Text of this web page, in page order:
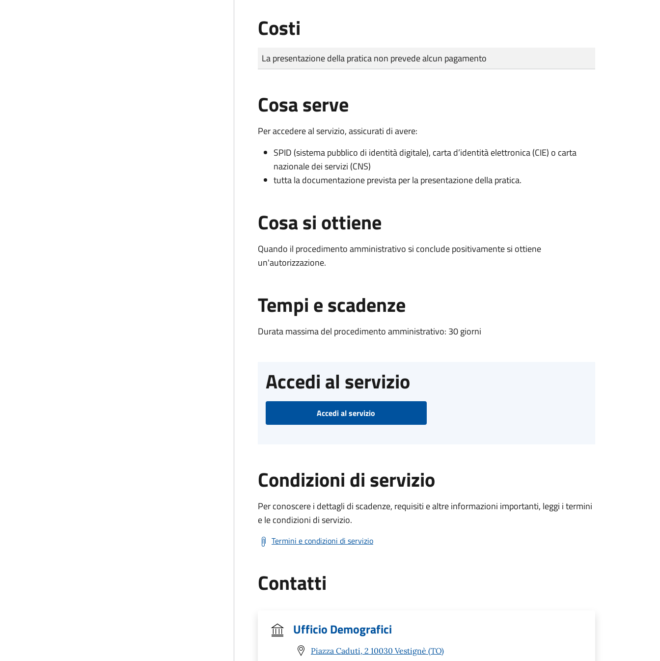
Costi
Tipo di pagamento
Importo
La presentazione della pratica non prevede alcun pagamento
Cosa serve
Per accedere al servizio, assicurati di avere:
SPID (sistema pubblico di identità digitale), carta d’identità elettronica (CIE) o carta
nazionale dei servizi (CNS)
tutta la documentazione prevista per la presentazione della pratica.
Cosa si ottiene
Quando il procedimento amministrativo si conclude positivamente si ottiene
un'autorizzazione.
Tempi e scadenze
Durata massima del procedimento amministrativo: 30 giorni
Accedi al servizio
Accedi al servizio
Condizioni di servizio
Per conoscere i dettagli di scadenze, requisiti e altre informazioni importanti, leggi i termini
e le condizioni di servizio.
Termini e condizioni di servizio
Contatti
Ufficio Demografici
Piazza Caduti, 2 10030 Vestignè (TO)